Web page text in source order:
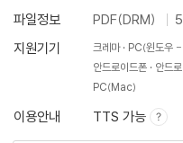
파일정보
PDF(DRM)
지원기기
크레마 PC(윈도우
안드로이드폰
안드
PC(Mac)
이용안내 TTS 가능